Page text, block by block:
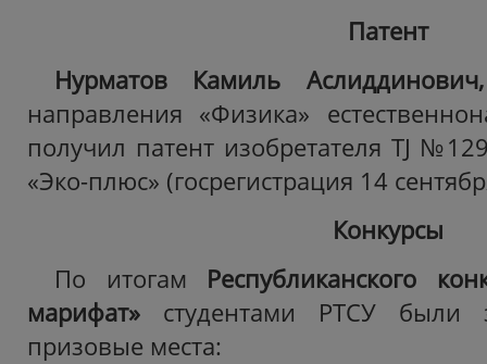
Патент
Нурматов Камиль
направления «Физика»
получил патент изобретателя TJ
«Эко-плюс» (госрегистрация 14
Конкурсы
По итогам Республиканского
марифат» студентами РТСУ были
призовые места: